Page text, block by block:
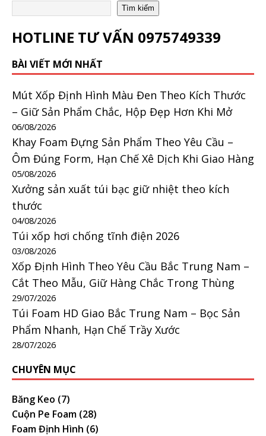
Tìm kiếm
HOTLINE TƯ VẤN 0975749339
BÀI VIẾT MỚI NHẤT
Mút Xốp Định Hình Màu Đen Theo Kích Thước
– Giữ Sản Phẩm Chắc, Hộp Đẹp Hơn Khi Mở
06/08/2026
Khay Foam Đựng Sản Phẩm Theo Yêu Cầu –
Ôm Đúng Form, Hạn Chế Xê Dịch Khi Giao Hàng
05/08/2026
Xưởng sản xuất túi bạc giữ nhiệt theo kích
thước
04/08/2026
Túi xốp hơi chống tĩnh điện 2026
03/08/2026
Xốp Định Hình Theo Yêu Cầu Bắc Trung Nam –
Cắt Theo Mẫu, Giữ Hàng Chắc Trong Thùng
29/07/2026
Túi Foam HD Giao Bắc Trung Nam – Bọc Sản
Phẩm Nhanh, Hạn Chế Trầy Xước
28/07/2026
CHUYÊN MỤC
Băng Keo (7)
Cuộn Pe Foam (28)
Foam Định Hình (6)